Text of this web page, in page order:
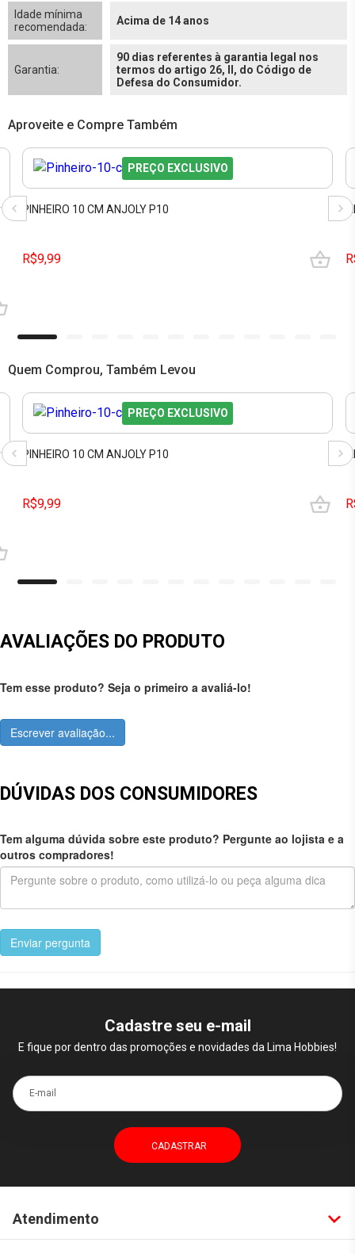
Idade mínima
recomendada:
Acima de 14 anos
Garantia:
90 dias referentes à garantia legal nos
termos do artigo 26, II, do Código de
Defesa do Consumidor.
Aproveite e Compre Também
PREÇO EXCLUSIVO
PINHEIRO 10 CM ANJOLY P10
R$9,99
Quem Comprou, Também Levou
PREÇO EXCLUSIVO
PINHEIRO 10 CM ANJOLY P10
R$9,99
AVALIAÇÕES DO PRODUTO
Tem esse produto? Seja o primeiro a avaliá-lo!
Escrever avaliação...
DÚVIDAS DOS CONSUMIDORES
Tem alguma dúvida sobre este produto? Pergunte ao lojista e a
outros compradores!
Enviar pergunta
Cadastre seu e-mail
E fique por dentro das promoções e novidades da Lima Hobbies!
E-mail
Atendimento